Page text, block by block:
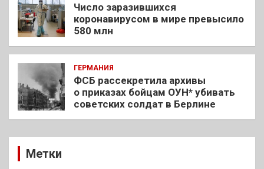
Число заразившихся
коронавирусом в мире превысило
580 млн
ГЕРМАНИЯ
ФСБ рассекретила архивы
о приказах бойцам ОУН* убивать
советских солдат в Берлине
Метки